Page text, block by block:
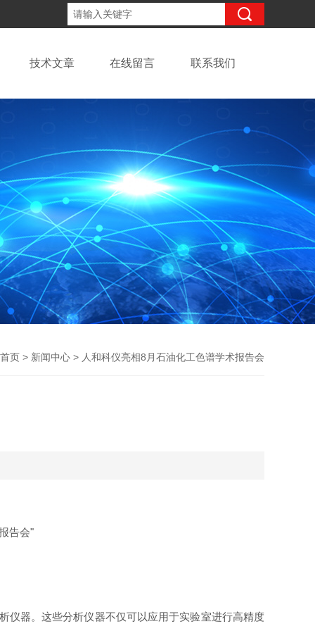
技术文章 在线留言 联系我们
首页 > 新闻中心 > 人和科仪亮相8月石油化工色谱学术报告会
告会"
仪器。这些分析仪器不仅可以应用于实验室进行高精度